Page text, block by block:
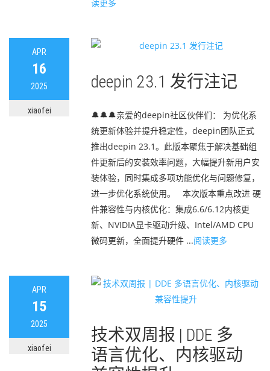
读更多
APR
16
2025
xiaofei
deepin 23.1 发行注记
🔔🔔🔔亲爱的deepin社区伙伴们： 为优化系
统更新体验并提升稳定性，deepin团队正式
推出deepin 23.1。此版本聚焦于解决基础组
件更新后的安装效率问题，大幅提升新用户安
装体验，同时集成多项功能优化与问题修复，
进一步优化系统使用。 本次版本重点改进 硬
件兼容性与内核优化：集成6.6/6.12内核更
新、NVIDIA显卡驱动升级、Intel/AMD CPU
微码更新，全面提升硬件 ...阅读更多
APR
15
2025
xiaofei
技术双周报 | DDE 多
语言优化、内核驱动